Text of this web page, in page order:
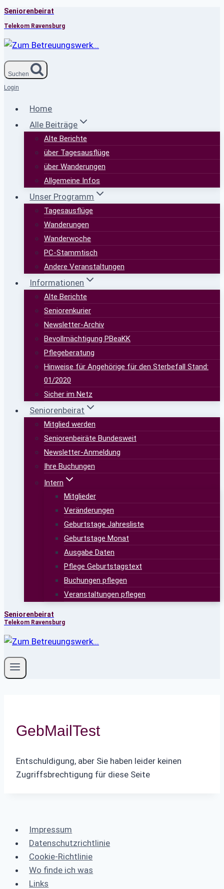
Zum
Inhalt
springen
Seniorenbeirat
Telekom Ravensburg
Suchen
Login
Home
Alle Beiträge
Alte Berichte
über Tagesausflüge
über Wanderungen
Allgemeine Infos
Unser Programm
Tagesausflüge
Wanderungen
Wanderwoche
PC-Stammtisch
Andere Veranstaltungen
Informationen
Alte Berichte
Seniorenkurier
Newsletter-Archiv
Bevollmächtigung PBeaKK
Pflegeberatung
Hinweise für Angehörige für den Sterbefall Stand:
01/2020
Sicher im Netz
Seniorenbeirat
Mitglied werden
Seniorenbeiräte Bundesweit
Newsletter-Anmeldung
Ihre Buchungen
Intern
Mitglieder
Veränderungen
Geburtstage Jahresliste
Geburtstage Monat
Ausgabe Daten
Pflege Geburtstagstext
Buchungen pflegen
Veranstaltungen pflegen
Seniorenbeirat
Telekom Ravensburg
GebMailTest
Entschuldigung, aber Sie haben leider keinen
Zugriffsbrechtigung für diese Seite
Impressum
Datenschutzrichtlinie
Cookie-Richtlinie
Wo finde ich was
Links